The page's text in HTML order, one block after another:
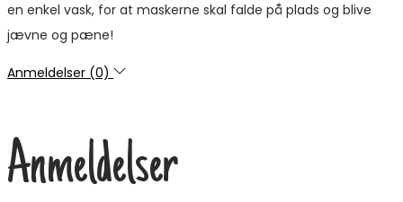
en enkel vask, for at maskerne skal falde på plads og blive
jævne og pæne!
Anmeldelser (0)
Anmeldelser